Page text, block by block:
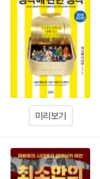
미리보기